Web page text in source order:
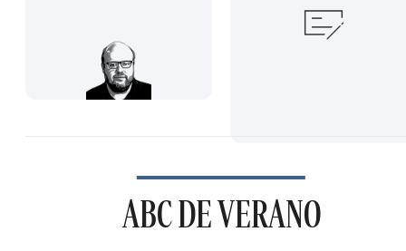
ABC DE VERANO